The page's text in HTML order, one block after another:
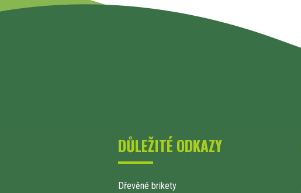
DŮLEŽITÉ ODKAZY
Dřevěné brikety